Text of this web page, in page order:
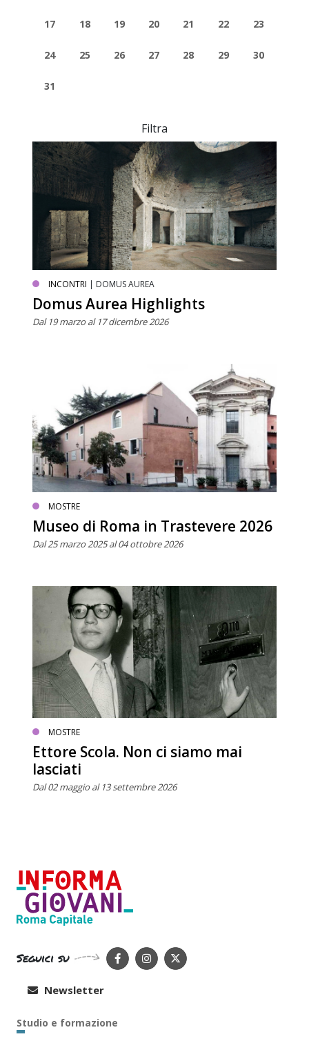
17 18 19 20 21 22 23
24 25 26 27 28 29 30
31
Filtra
INCONTRI | DOMUS AUREA
Domus Aurea Highlights
Dal 19 marzo al 17 dicembre 2026
MOSTRE
Museo di Roma in Trastevere 2026
Dal 25 marzo 2025 al 04 ottobre 2026
MOSTRE
Ettore Scola. Non ci siamo mai
lasciati
Dal 02 maggio al 13 settembre 2026
Seguici su
Newsletter
Studio e formazione